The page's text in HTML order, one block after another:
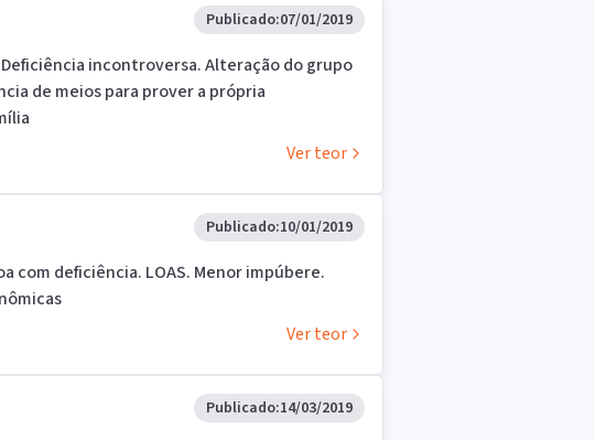
Publicado:07/01/2019
incontroversa. Alteração do grupo
de meios para prover a própria
Ver teor
Publicado:10/01/2019
com deficiência. LOAS. Menor impúbere.
Ver teor
Publicado:14/03/2019